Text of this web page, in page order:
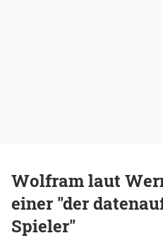
Wolfram laut
einer "der
Spieler"